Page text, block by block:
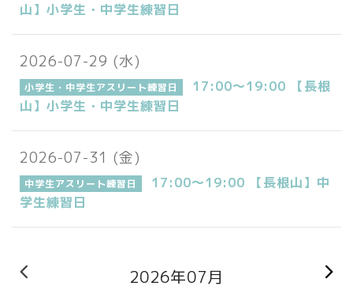
山】小学生・中学生練習日
2026-07-29 (水)
小学生・中学生アスリート練習日
17:00～19:00 【長根
山】小学生・中学生練習日
2026-07-31 (金)
中学生アスリート練習日
17:00～19:00 【長根山】中
学生練習日
2026年07月